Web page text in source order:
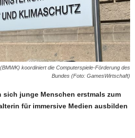
koordiniert die Computerspiele-Förderung des
Bundes (Foto: GamesWirtschaft)
sich junge Menschen erstmals zum
für immersive Medien ausbilden